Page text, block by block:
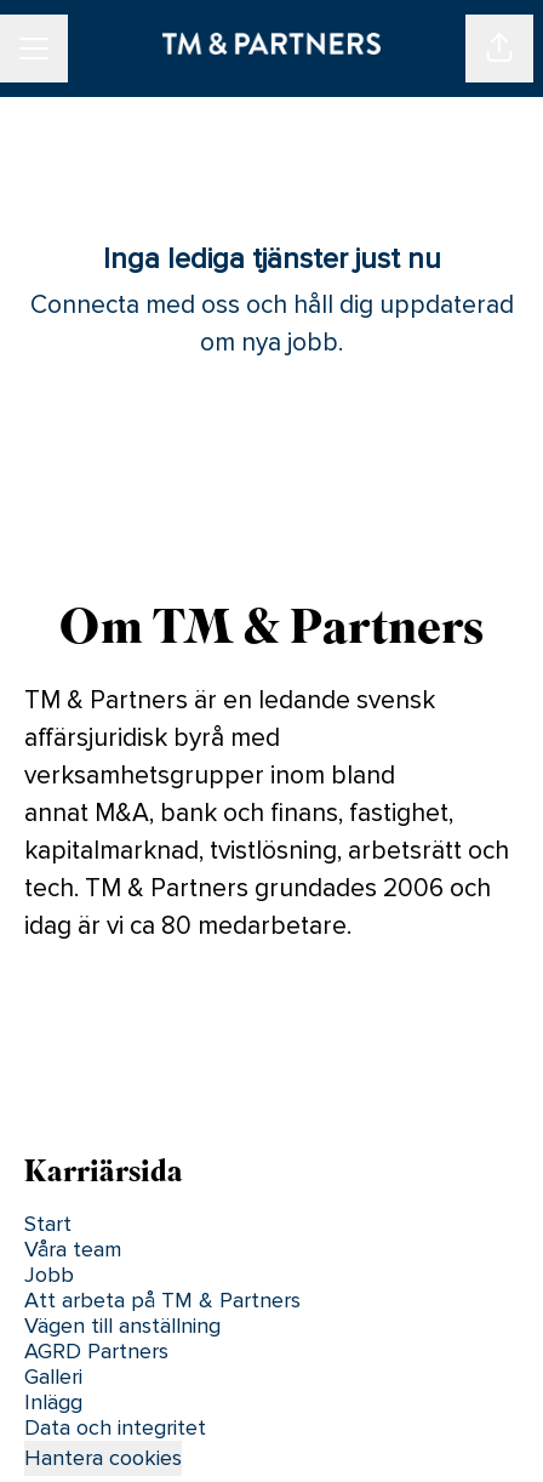
Inga lediga tjänster just nu
Connecta med oss och håll dig uppdaterad
om nya jobb.
Om TM & Partners
TM & Partners är en ledande svensk
affärsjuridisk byrå med
verksamhetsgrupper inom bland
annat M&A, bank och finans, fastighet,
kapitalmarknad, tvistlösning, arbetsrätt och
tech. TM & Partners grundades 2006 och
idag är vi ca 80 medarbetare.
Karriärsida
Start
Våra team
Jobb
Att arbeta på TM & Partners
Vägen till anställning
AGRD Partners
Galleri
Inlägg
Data och integritet
Hantera cookies